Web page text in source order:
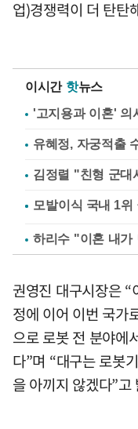
업)경쟁력이 더 탄탄
이시간 핫뉴스
'고지용과 이혼' 의
유혜정, 자궁적출
김정렬 "친형 군
하리수 "이혼 내
권영진 대구시장은
정에 이어 이번 국가
으로 로봇 전 분야에
다”며 “대구는 로봇
을 아끼지 않겠다”고